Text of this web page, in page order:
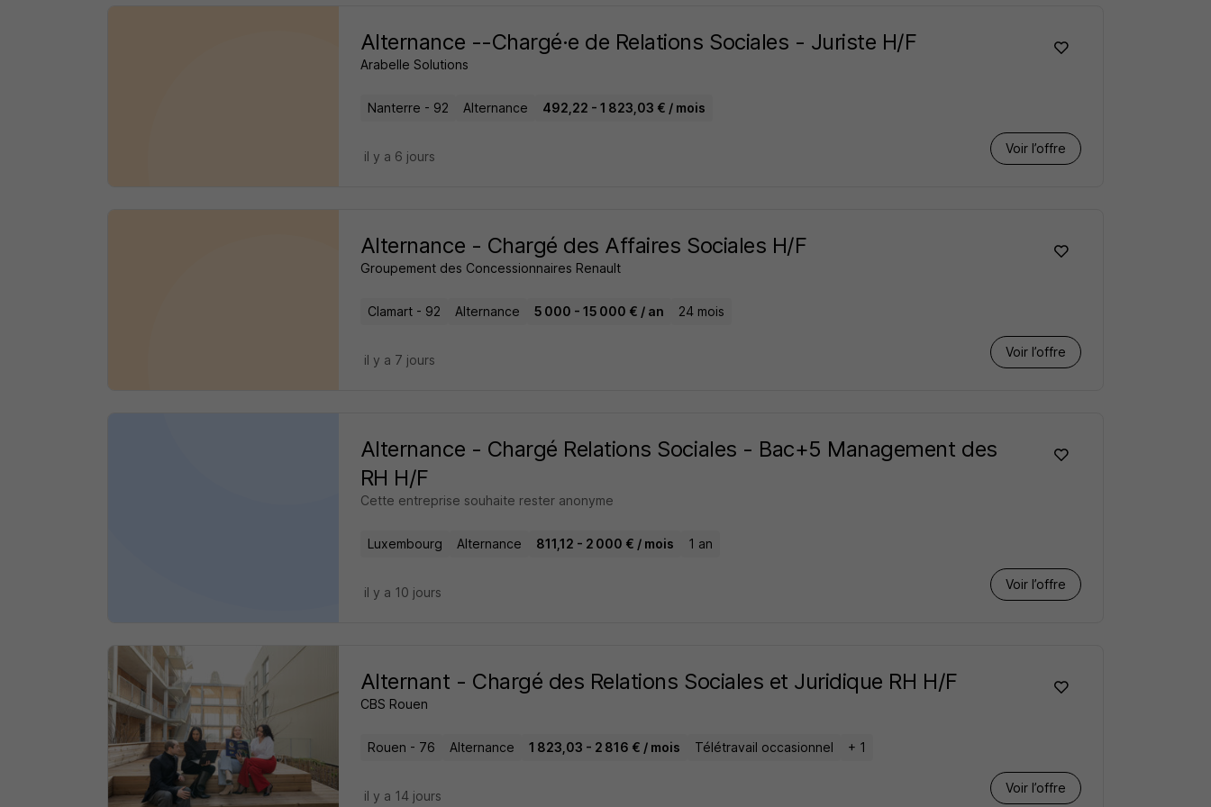
Alternance --Chargé·e de Relations Sociales - Juriste H/F
Arabelle Solutions
Nanterre - 92 Alternance 492,22 - 1 823,03 € / mois
Voir l’offre
il y a 6 jours
Alternance - Chargé des Affaires Sociales H/F
Groupement des Concessionnaires Renault
Clamart - 92 Alternance 5 000 - 15 000 € / an 24 mois
Voir l’offre
il y a 7 jours
Alternance - Chargé Relations Sociales - Bac+5 Management des
RH H/F
Cette entreprise souhaite rester anonyme
Luxembourg Alternance 811,12 - 2 000 € / mois 1 an
Voir l’offre
il y a 10 jours
Alternant - Chargé des Relations Sociales et Juridique RH H/F
CBS Rouen
Rouen - 76 Alternance 1 823,03 - 2 816 € / mois Télétravail occasionnel + 1
Voir l’offre
il y a 14 jours